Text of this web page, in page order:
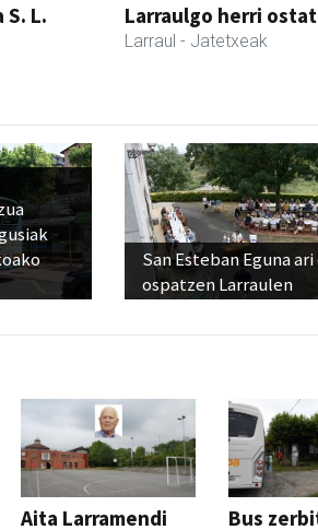
L. Larraulgo herri
Larraul - Jatetxeak
San Esteban Eguna
ospatzen Larraulen
Aita Larramendi
Bus